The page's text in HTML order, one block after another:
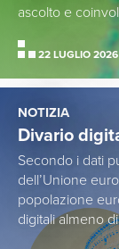
ascolto e
22 LUGLIO 2026
NOTIZIA
Divario
Secondo i dati
dell’Unione
popolazione
digitali almeno